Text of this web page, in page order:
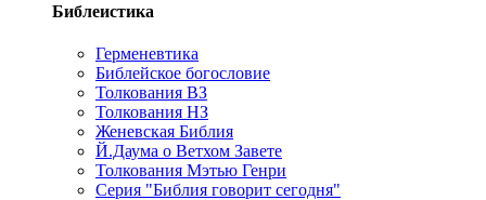
Библеистика
Герменевтика
Библейское богословие
Толкования ВЗ
Толкования НЗ
Женевская Библия
Й.Даума о Ветхом Завете
Толкования Мэтью Генри
Серия "Библия говорит сегодня"